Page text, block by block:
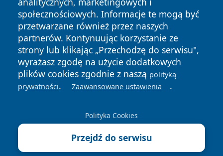
społecznościowych. Informacje te mogą być
przetwarzane również przez naszych
partnerów. Kontynuując korzystanie ze
strony lub klikając „Przechodzę do serwisu",
wyrażasz zgodę na użycie dodatkowych
plików cookies zgodnie z naszą polityką
prywatności. Zaawansowane ustawienia .
Polityka Cookies
Przejdź do serwisu
Copyright © 2026 portalzielonagora.pl Wszystkie prawa
zastrzeżone.
News Autorzy
Polityka
Prywatności
Polityka
Cookies